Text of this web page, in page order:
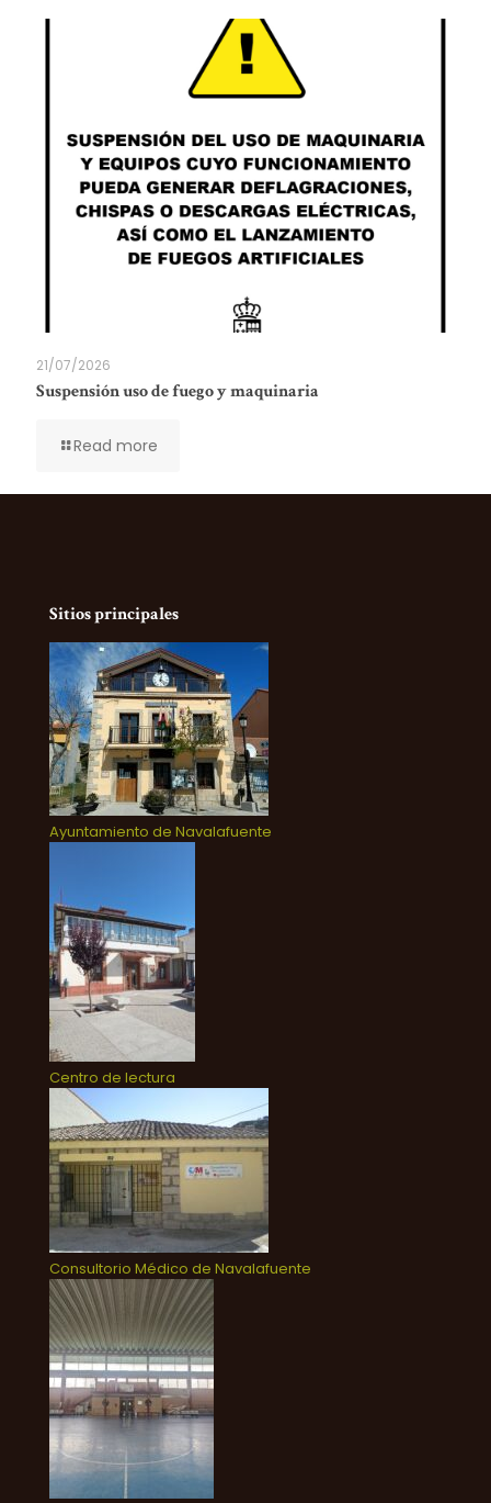
21/07/2026
Suspensión uso de fuego y maquinaria
Read more
Sitios principales
Ayuntamiento de Navalafuente
Centro de lectura
Consultorio Médico de Navalafuente